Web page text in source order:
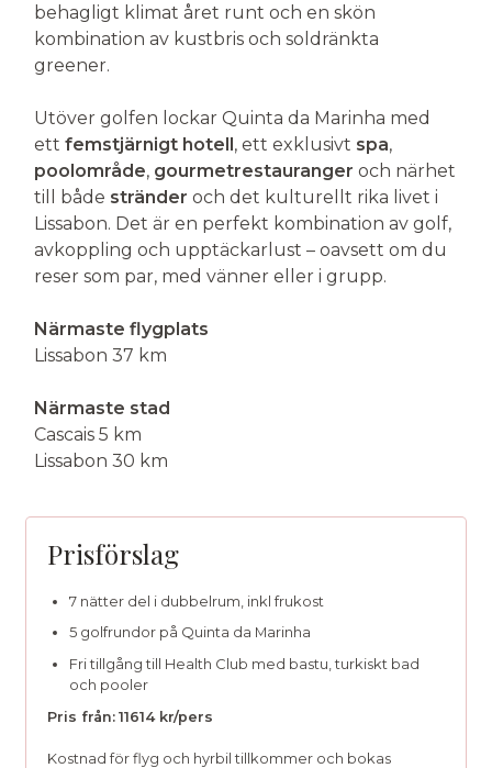
behagligt klimat året runt och en skön
kombination av kustbris och soldränkta
greener.
Utöver golfen lockar Quinta da Marinha med
ett femstjärnigt hotell, ett exklusivt spa,
poolområde, gourmetrestauranger och närhet
till både stränder och det kulturellt rika livet i
Lissabon. Det är en perfekt kombination av golf,
avkoppling och upptäckarlust – oavsett om du
reser som par, med vänner eller i grupp.
Närmaste flygplats
Lissabon 37 km
Närmaste stad
Cascais 5 km
Lissabon 30 km
Prisförslag
7 nätter del i dubbelrum, inkl frukost
5 golfrundor på Quinta da Marinha
Fri tillgång till Health Club med bastu, turkiskt bad
och pooler
Pris från: 11614 kr/pers
Kostnad för flyg och hyrbil tillkommer och bokas